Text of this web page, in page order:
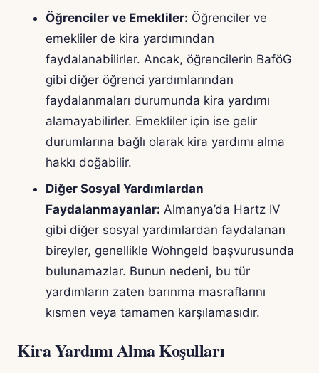
Öğrenciler ve Emekliler: Öğrenciler ve
emekliler de kira yardımından
faydalanabilirler. Ancak, öğrencilerin BaföG
gibi diğer öğrenci yardımlarından
faydalanmaları durumunda kira yardımı
alamayabilirler. Emekliler için ise gelir
durumlarına bağlı olarak kira yardımı alma
hakkı doğabilir.
Diğer Sosyal Yardımlardan
Faydalanmayanlar: Almanya’da Hartz IV
gibi diğer sosyal yardımlardan faydalanan
bireyler, genellikle Wohngeld başvurusunda
bulunamazlar. Bunun nedeni, bu tür
yardımların zaten barınma masraflarını
kısmen veya tamamen karşılamasıdır.
Kira Yardımı Alma Koşulları